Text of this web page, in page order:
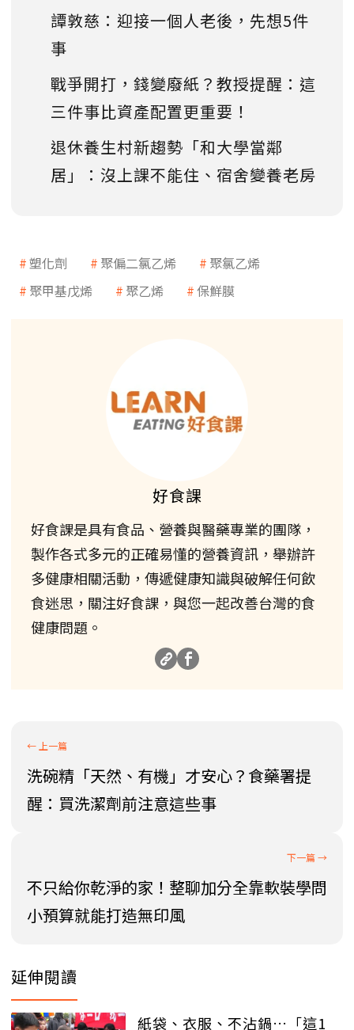
譚敦慈：迎接一個人老後，先想5件
事
戰爭開打，錢變廢紙？教授提醒：這
三件事比資產配置更重要！
退休養生村新趨勢「和大學當鄰
居」：沒上課不能住、宿舍變養老房
塑化劑 聚偏二氯乙烯
聚氯乙烯
聚甲基戊烯
聚乙烯 保鮮膜
好食課
好食課是具有食品、營養與醫藥專業的團隊，
製作各式多元的正確易懂的營養資訊，舉辦許
多健康相關活動，傳遞健康知識與破解任何飲
食迷思，關注好食課，與您一起改善台灣的食
健康問題。
洗碗精「天然、有機」才安心？食藥署提
醒：買洗潔劑前注意這些事
不只給你乾淨的家！整聊加分全靠軟裝學問
小預算就能打造無印風
延伸閱讀
紙袋、衣服、不沾鍋…「這1